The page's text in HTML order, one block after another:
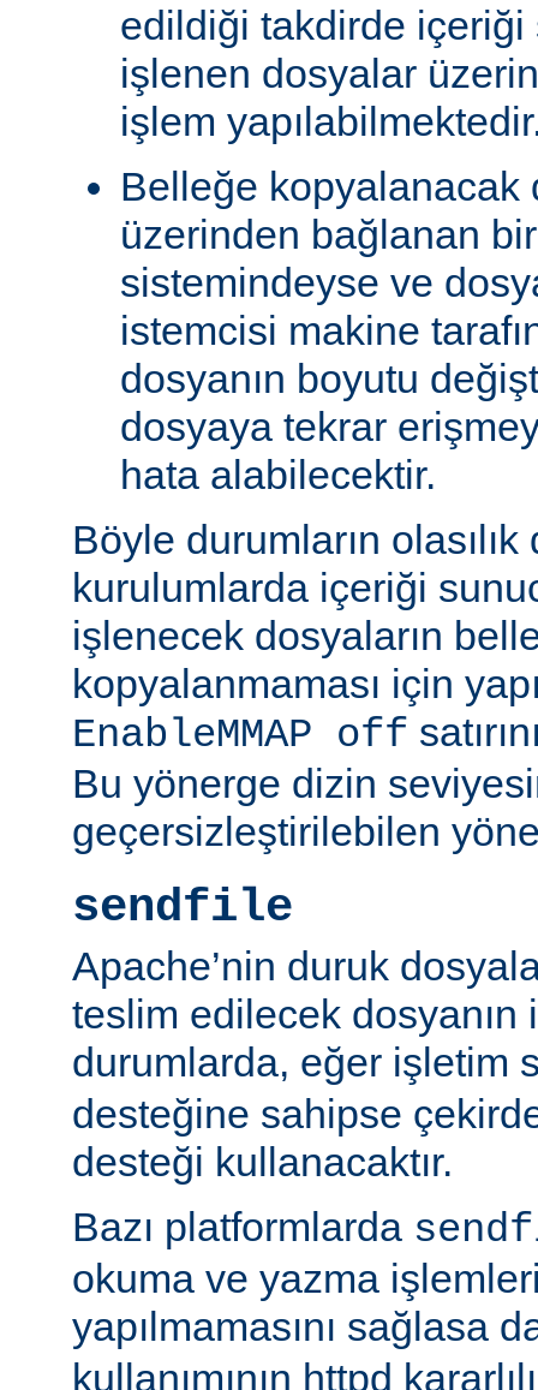
edildiği takdirde içeriği
işlenen dosyalar
işlem
Belleğe kopyalanacak
üzerinden bağlanan
sistemindeyse ve
istemcisi makine
dosyanın boyutu
dosyaya tekrar
hata alabilecektir.
Böyle durumların
kurulumlarda içeriği
işlenecek dosyaların
kopyalanmaması için
EnableMMAP off
Bu yönerge dizin
geçersizleştirilebilen
sendfile
Apache’nin duruk
teslim edilecek dosyanın
durumlarda, eğer işletim
desteğine sahipse
desteği kullanacaktır.
Bazı platformlarda
okuma ve yazma
yapılmamasını sağlasa
kullanımının httpd